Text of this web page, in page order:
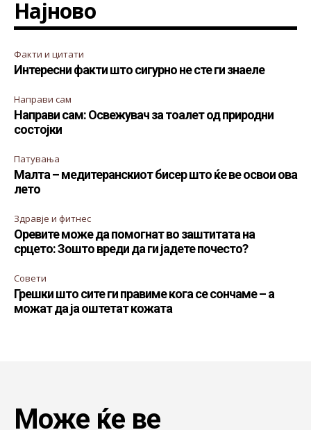
Најново
Факти и цитати
Интересни факти што сигурно не сте ги знаеле
Направи сам
Направи сам: Освежувач за тоалет од природни
состојки
Патувања
Малта – медитеранскиот бисер што ќе ве освои ова
лето
Здравје и фитнес
Оревите може да помогнат во заштитата на
срцето: Зошто вреди да ги јадете почесто?
Совети
Грешки што сите ги правиме кога се сончаме – а
можат да ја оштетат кожата
Може ќе ве